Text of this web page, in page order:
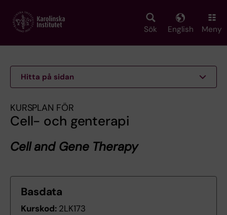
main
Sök English Meny
Hitta på sidan
KURSPLAN FÖR
Cell- och genterapi
Cell and Gene Therapy
Basdata
Kurskod: 2LK173